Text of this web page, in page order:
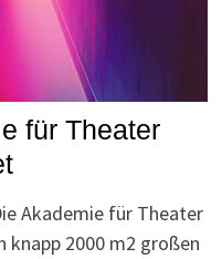
für Theater
Akademie für Theater
2000 m2 großen